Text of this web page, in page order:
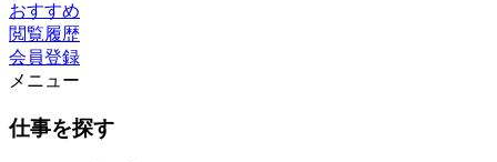
おすすめ
閲覧履歴
会員登録
メニュー
仕事を探す